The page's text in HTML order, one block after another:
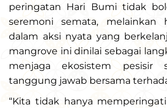
peringatan Hari Bumi tidak
seremoni semata, melainkan
dalam aksi nyata yang
mangrove ini dinilai sebagai
menjaga ekosistem pesisir
tanggung jawab bersama
“Kita tidak hanya